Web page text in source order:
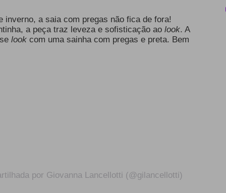
a saia com pregas não fica de fora!
a peça traz leveza e sofisticação ao look. A
look com uma sainha com pregas e preta. Bem
por Giovanna Lancellotti (@gilancellotti)